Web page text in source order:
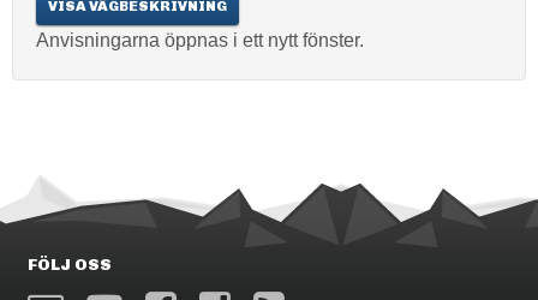
Anvisningarna öppnas i ett nytt fönster.
FÖLJ OSS